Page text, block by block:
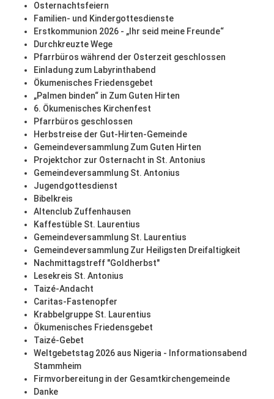
Osternachtsfeiern
Familien- und Kindergottesdienste
Erstkommunion 2026 - „Ihr seid meine Freunde“
Durchkreuzte Wege
Pfarrbüros während der Osterzeit geschlossen
Einladung zum Labyrinthabend
Ökumenisches Friedensgebet
„Palmen binden“ in Zum Guten Hirten
6. Ökumenisches Kirchenfest
Pfarrbüros geschlossen
Herbstreise der Gut-Hirten-Gemeinde
Gemeindeversammlung Zum Guten Hirten
Projektchor zur Osternacht in St. Antonius
Gemeindeversammlung St. Antonius
Jugendgottesdienst
Bibelkreis
Altenclub Zuffenhausen
Kaffestüble St. Laurentius
Gemeindeversammlung St. Laurentius
Gemeindeversammlung Zur Heiligsten Dreifaltigkeit
Nachmittagstreff "Goldherbst"
Lesekreis St. Antonius
Taizé-Andacht
Caritas-Fastenopfer
Krabbelgruppe St. Laurentius
Ökumenisches Friedensgebet
Taizé-Gebet
Weltgebetstag 2026 aus Nigeria - Informationsabend
Stammheim
Firmvorbereitung in der Gesamtkirchengemeinde
Danke